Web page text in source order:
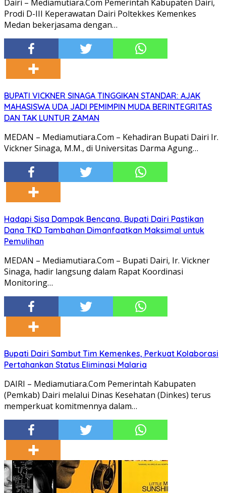
Dairi – Mediamutiara.Com Pemerintah Kabupaten Dairi,
Prodi D-III Keperawatan Dairi Poltekkes Kemenkes
Medan bekerjasama dengan…
BUPATI VICKNER SINAGA TINGGIKAN STANDAR: AJAK
MAHASISWA UDA JADI PEMIMPIN MUDA BERINTEGRITAS
DAN TAK LUNTUR ZAMAN
MEDAN – Mediamutiara.Com – Kehadiran Bupati Dairi Ir.
Vickner Sinaga, M.M., di Universitas Darma Agung…
Hadapi Sisa Dampak Bencana, Bupati Dairi Pastikan
Dana TKD Tambahan Dimanfaatkan Maksimal untuk
Pemulihan
MEDAN – Mediamutiara.Com – Bupati Dairi, Ir. Vickner
Sinaga, hadir langsung dalam Rapat Koordinasi
Monitoring…
Bupati Dairi Sambut Tim Kemenkes, Perkuat Kolaborasi
Pertahankan Status Eliminasi Malaria
DAIRI – Mediamutiara.Com Pemerintah Kabupaten
(Pemkab) Dairi melalui Dinas Kesehatan (Dinkes) terus
memperkuat komitmennya dalam…